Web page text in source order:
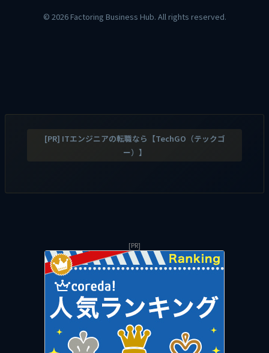
© 2026 Factoring Business Hub. All rights reserved.
[PR] ITエンジニアの転職なら【TechGO（テックゴ
ー）】
[PR]